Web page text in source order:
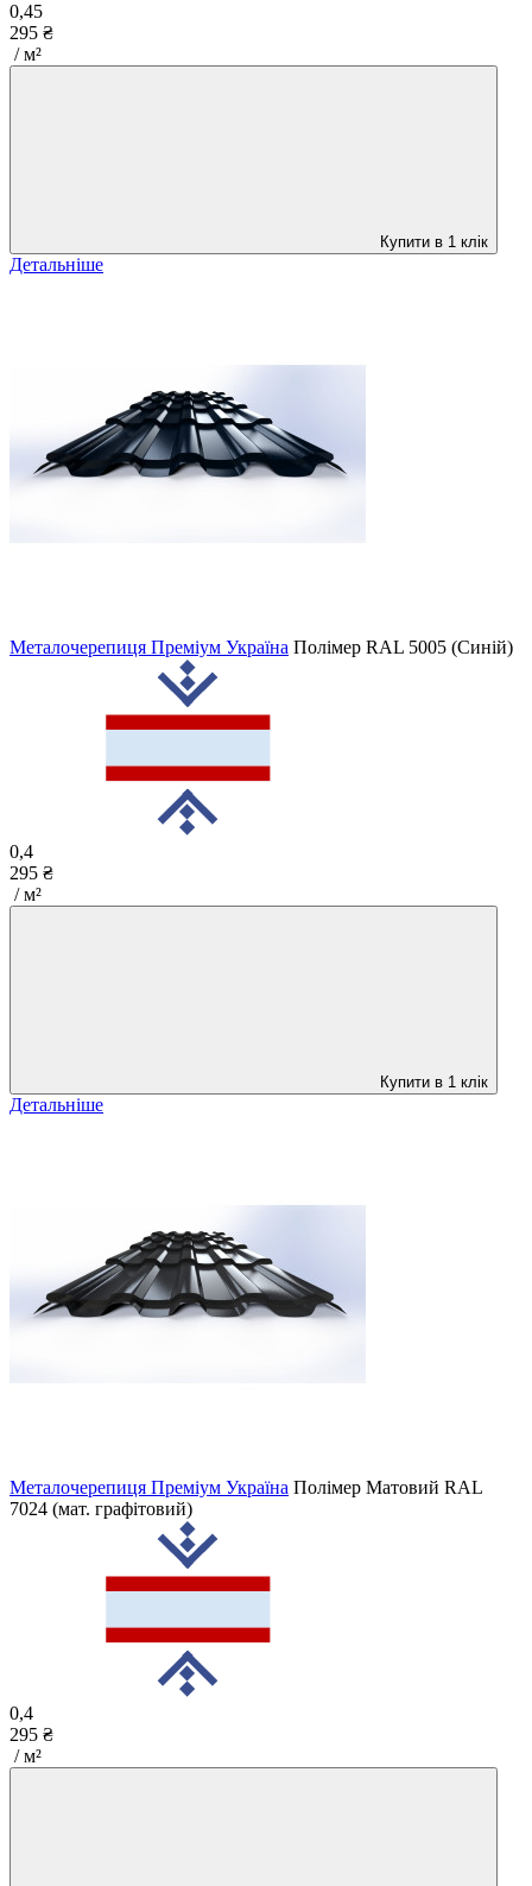
0,45
295 ₴
/ м²
Купити в 1 клік
Детальніше
Металочерепиця Преміум Україна Полімер RAL 5005 (Синій)
0,4
295 ₴
/ м²
Купити в 1 клік
Детальніше
Металочерепиця Преміум Україна Полімер Матовий RAL
7024 (мат. графітовий)
0,4
295 ₴
/ м²